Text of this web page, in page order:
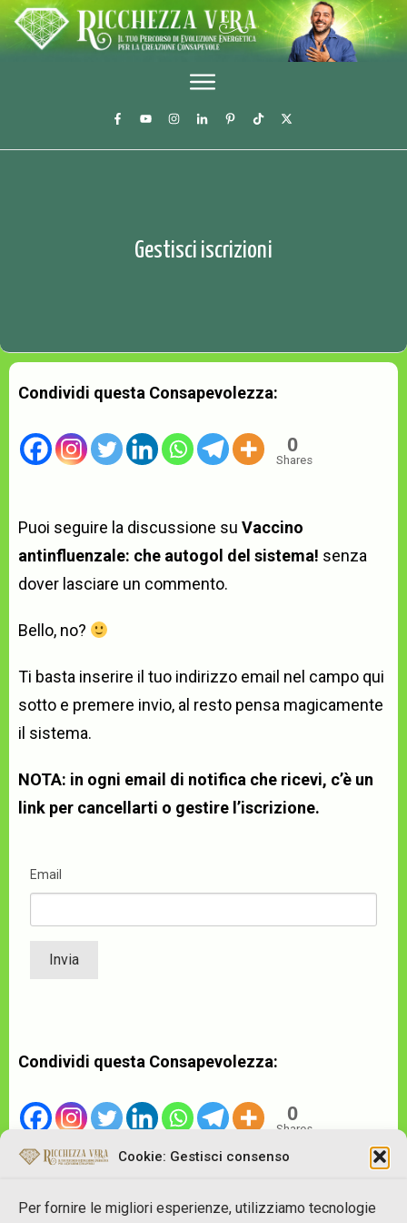
Cookie: Gestisci consenso
Per fornire le migliori esperienze, utilizziamo tecnologie
Gestisci iscrizioni
Condividi questa Consapevolezza:
0
Shares
Puoi seguire la discussione su Vaccino
antinfluenzale: che autogol del sistema! senza
dover lasciare un commento.
Bello, no?
Ti basta inserire il tuo indirizzo email nel campo qui
sotto e premere invio, al resto pensa magicamente
il sistema.
NOTA: in ogni email di notifica che ricevi, c’è un
link per cancellarti o gestire l’iscrizione.
Email
Condividi questa Consapevolezza:
0
Shares